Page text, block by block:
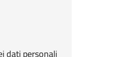
dati personali